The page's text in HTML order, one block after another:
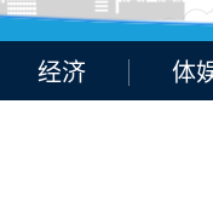
经济 体